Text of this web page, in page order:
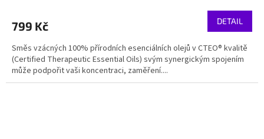
799 Kč DETAIL
Směs vzácných 100% přírodních esenciálních olejů v CTEO® kvalitě
(Certified Therapeutic Essential Oils) svým synergickým spojením
může podpořit vaši koncentraci, zaměření....